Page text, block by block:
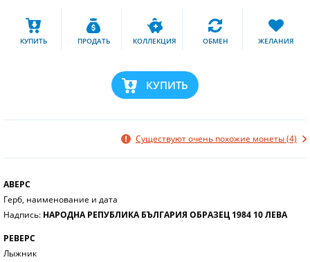
КУПИТЬ ПРОДАТЬ КОЛЛЕКЦИЯ ОБМЕН ЖЕЛАНИЯ
КУПИТЬ
Существуют очень похожие монеты (4)
АВЕРС
Герб, наименование и дата
Надпись: НАРОДНА РЕПУБЛИКА БЪЛГАРИЯ ОБРАЗЕЦ 1984 10 ЛЕВА
РЕВЕРС
Лыжник